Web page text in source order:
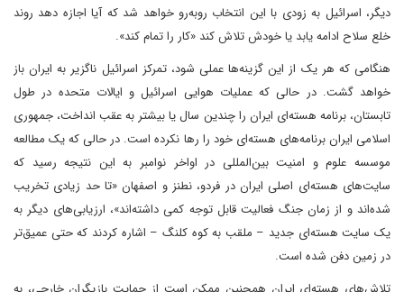
دیگر، اسرائیل به زودی با این انتخاب روبه‌رو خواهد شد که آیا اجازه دهد روند
خلع سلاح ادامه یابد یا خودش تلاش کند «کار را تمام کند».
هنگامی که هر یک از این گزینه‌ها عملی شود، تمرکز اسرائیل ناگزیر به ایران باز
خواهد گشت. در حالی که عملیات هوایی اسرائیل و ایالات متحده در طول
تابستان، برنامه هسته‌ای ایران را چندین سال یا بیشتر به عقب انداخت، جمهوری
اسلامی ایران برنامه‌های هسته‌ای خود را رها نکرده است. در حالی که یک مطالعه
موسسه علوم و امنیت بین‌المللی در اواخر نوامبر به این نتیجه رسید که
سایت‌های هسته‌ای اصلی ایران در فردو، نطنز و اصفهان «تا حد زیادی تخریب
شده‌اند و از زمان جنگ فعالیت قابل توجه کمی داشته‌اند»، ارزیابی‌های دیگر به
یک سایت هسته‌ای جدید – ملقب به کوه کلنگ – اشاره کردند که حتی عمیق‌تر
در زمین دفن شده است.